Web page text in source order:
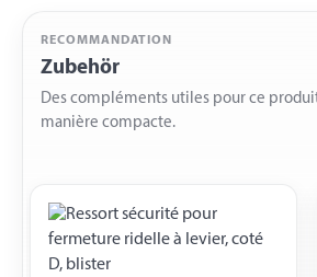
RECOMMANDATION
Zubehör
Des compléments utiles pour ce
manière compacte.